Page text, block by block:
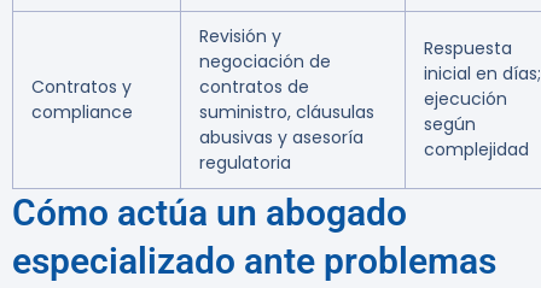
Contratos y
compliance
Revisión y
negociación de
contratos de
suministro, cláusulas
abusivas y asesoría
regulatoria
Respuesta
inicial en días;
ejecución
según
complejidad
Cómo actúa un abogado
especializado ante problemas